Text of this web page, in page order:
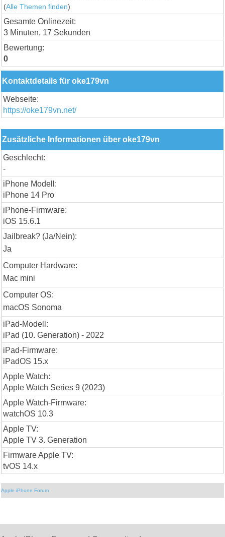
(Alle Themen finden)
Gesamte Onlinezeit:
3 Minuten, 17 Sekunden
Bewertung:
0
Kontaktdetails für oke179vn
Webseite:
https://oke179vn.net/
Zusätzliche Informationen über oke179vn
Geschlecht:
-
iPhone Modell:
iPhone 14 Pro
iPhone-Firmware:
iOS 15.6.1
Jailbreak? (Ja/Nein):
Ja
Computer Hardware:
Mac mini
Computer OS:
macOS Sonoma
iPad-Modell:
iPad (10. Generation) - 2022
iPad-Firmware:
iPadOS 15.x
Apple Watch:
Apple Watch Series 9 (2023)
Apple Watch-Firmware:
watchOS 10.3
Apple TV:
Apple TV 3. Generation
Firmware Apple TV:
tvOS 14.x
Apple iPhone Forum